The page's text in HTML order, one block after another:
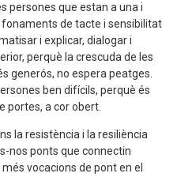
persones que estan a una i
de tacte i sensibilitat
i explicar, dialogar i
perquè la crescuda de les
generós, no espera peatges.
ben difícils, perquè és
portes, a cor obert.
la resistència i la resiliència
nos ponts que connectin
vocacions de pont en el